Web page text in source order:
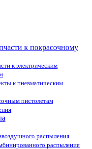
к покрасочному
к электрическим
к пневматическим
пистолетам
распыления
распыления